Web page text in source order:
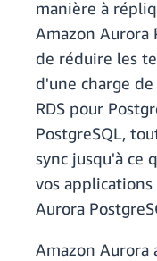
manière à
Amazon Aurora
de réduire les
d'une charge
RDS pour
PostgreSQL,
sync jusqu'à ce
vos
Aurora
Amazon Aurora